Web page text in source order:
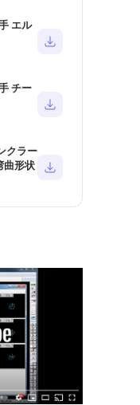
エル
チー
クラー
曲形状